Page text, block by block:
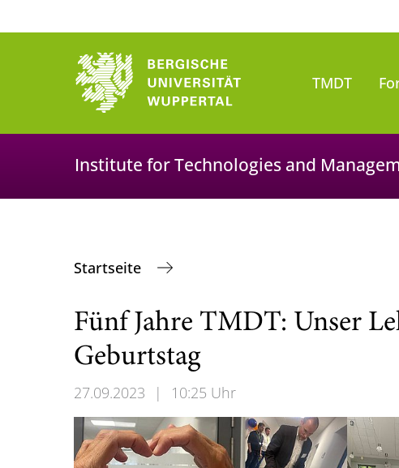
TMDT
Institute for Technologies and
Startseite
Fünf Jahre TMDT: Unser
Geburtstag
27.09.2023 | 10:25 Uhr